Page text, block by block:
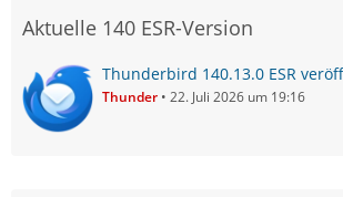
Aktuelle 140 ESR-Version
Thunderbird 140.13.0 ESR
Thunder 22. Juli 2026 um 19:16